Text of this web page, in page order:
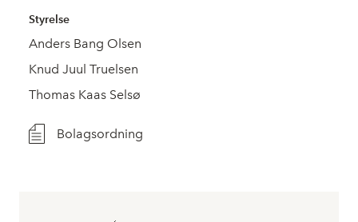
Styrelse
Anders Bang Olsen
Knud Juul Truelsen
Thomas Kaas Selsø
Bolagsordning